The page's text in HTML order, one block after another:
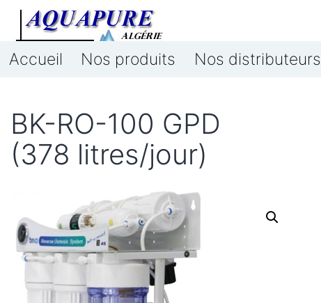
Aller
contenu
Aquapure
Accueil Nos produits Nos distributeurs
BK-RO-100 GPD
(378 litres/jour)